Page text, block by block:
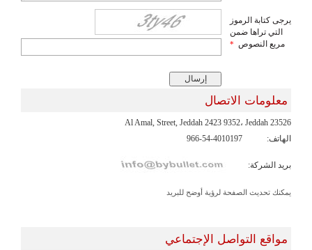
يرجى كتابة الرموز
التي تراها ضمن
مربع النصوص *
معلومات الاتصال
Al Amal, Street, Jeddah 2423 9352، Jeddah 23526
الهاتف:
966-54-4010197
بريد الشركة:
يمكنك تحديث الصفحة لرؤية أوضح للبريد
مواقع التواصل الإجتماعي